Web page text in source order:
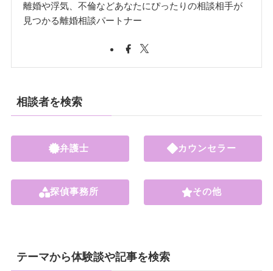
離婚や浮気、不倫などあなたにぴったりの相談相手が
見つかる離婚相談パートナー
相談者を検索
弁護士
探偵事務所
カウンセラー
その他
テーマから体験談や記事を検索